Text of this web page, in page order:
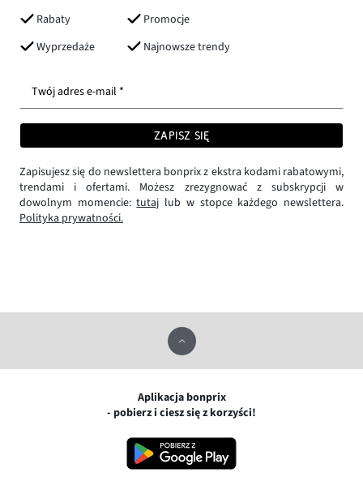
Rabaty
Promocje
Wyprzedaże
Najnowsze trendy
Twój adres e-mail *
ZAPISZ SIĘ
Zapisujesz się do newslettera bonprix z ekstra kodami rabatowymi,
trendami i ofertami. Możesz zrezygnować z subskrypcji w
dowolnym momencie:tutaj lub w stopce każdego newslettera.
Polityka prywatności.
Aplikacja bonprix
- pobierz i ciesz się z korzyści!